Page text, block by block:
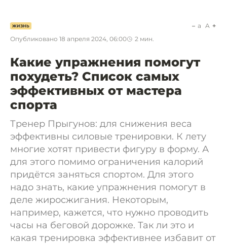
ЖИЗНЬ
Опубликовано 18 апреля 2024, 06:00 2 мин.
a A
Какие упражнения помогут
похудеть? Список самых
эффективных от мастера
спорта
Тренер Прыгунов: для снижения веса
эффективны силовые тренировки. К лету
многие хотят привести фигуру в форму. А
для этого помимо ограничения калорий
придётся заняться спортом. Для этого
надо знать, какие упражнения помогут в
деле жиросжигания. Некоторым,
например, кажется, что нужно проводить
часы на беговой дорожке. Так ли это и
какая тренировка эффективнее избавит от